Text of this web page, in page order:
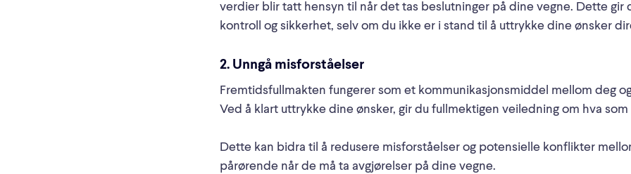
verdier blir tatt hensyn til når det tas beslutninger på dine vegne. Dette gir
kontroll og sikkerhet, selv om du ikke er i stand til å uttrykke dine ønsker
2. Unngå misforståelser
Fremtidsfullmakten fungerer som et kommunikasjonsmiddel mellom deg
Ved å klart uttrykke dine ønsker, gir du fullmektigen veiledning om hva
Dette kan bidra til å redusere misforståelser og potensielle konflikter
pårørende når de må ta avgjørelser på dine vegne.